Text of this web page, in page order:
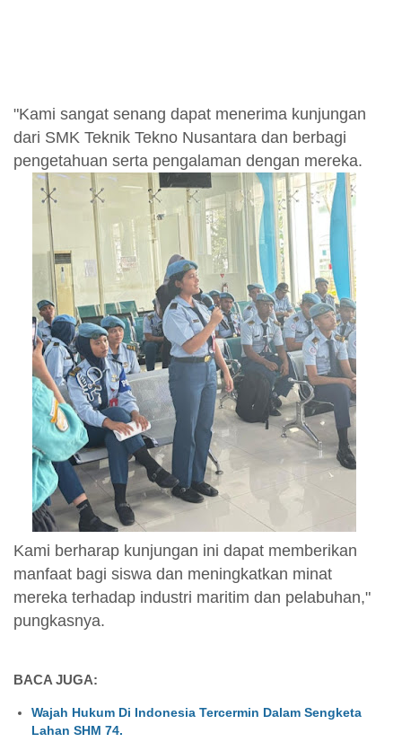
"Kami sangat senang dapat menerima kunjungan
dari SMK Teknik Tekno Nusantara dan berbagi
pengetahuan serta pengalaman dengan mereka.
Kami berharap kunjungan ini dapat memberikan
manfaat bagi siswa dan meningkatkan minat
mereka terhadap industri maritim dan pelabuhan,"
pungkasnya.
BACA JUGA:
Wajah Hukum Di Indonesia Tercermin Dalam Sengketa
Lahan SHM 74.